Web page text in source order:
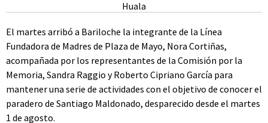
El martes arribó a Bariloche la integrante de la Línea
Fundadora de Madres de Plaza de Mayo, Nora Cortiñas,
acompañada por los representantes de la Comisión por la
Memoria, Sandra Raggio y Roberto Cipriano García para
mantener una serie de actividades con el objetivo de conocer el
paradero de Santiago Maldonado, desparecido desde el martes
1 de agosto.